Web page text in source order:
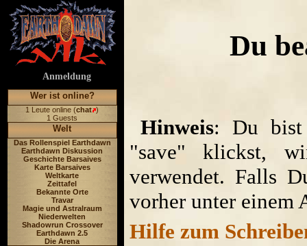
Anmeldung
Wer ist online?
1 Leute online (chat )
1 Guests
Welt
Das Rollenspiel Earthdawn
Earthdawn Diskussion
Geschichte Barsaives
Karte Barsaives
Weltkarte
Zeittafel
Bekannte Orte
Travar
Magie und Astralraum
Niederwelten
Shadowrun Crossover
Earthdawn 2.5
Die Arena
Du
Hinweis: Du bist
"save" klickst,
verwendet. Falls
vorher unter einem
Hilfe zum